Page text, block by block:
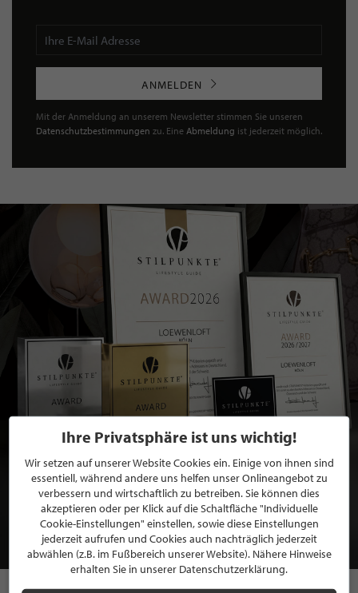
ANMELDEN
Mit der Anmeldung an unserem Newsletter stimmen Sie unseren
Datenschutzbestimmungen zu. Eine Abmeldung ist jederzeit möglich.
BEWERBEN SIE SICH FÜR EINE GRATIS
MITGLIEDSCHAFT BEI STILPUNKTE®
JETZT GRATIS BEWERBEN
Ihre Privatsphäre ist uns wichtig!
Wir setzen auf unserer Website Cookies ein. Einige von ihnen sind
essentiell, während andere uns helfen unser Onlineangebot zu
verbessern und wirtschaftlich zu betreiben. Sie können dies
akzeptieren oder per Klick auf die Schaltfläche "Individuelle
Cookie-Einstellungen" einstellen, sowie diese Einstellungen
jederzeit aufrufen und Cookies auch nachträglich jederzeit
abwählen (z.B. im Fußbereich unserer Website). Nähere Hinweise
erhalten Sie in unserer Datenschutzerklärung.